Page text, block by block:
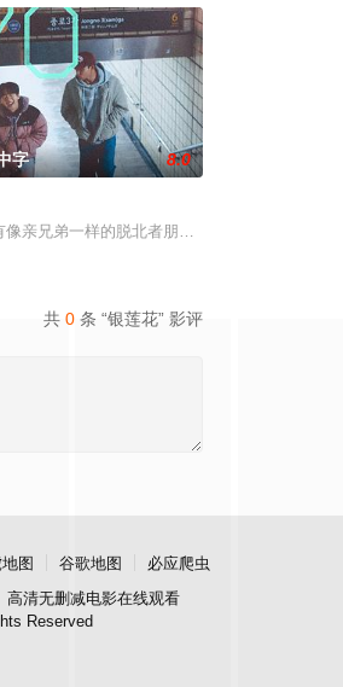
向主流成功的转变。
令人发寒的疑惧笼罩——她对新生儿产生了不
的家庭，他们在一个夏天里相识并成为好朋友
字 8.0
像亲兄弟一样的脱北者朋友，但为了隐藏自己
共 0 条 “银莲花” 影评
图 谷歌地图
必应爬虫
高清无删减电影在线观看
Reserved